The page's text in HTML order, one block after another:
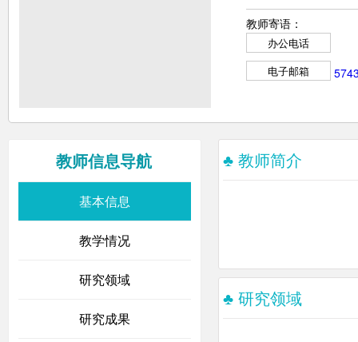
教师寄语：
办公电话
电子邮箱
教师信息导航
基本信息
教学情况
研究领域
研究成果
♣ 教师简介
♣ 研究领域